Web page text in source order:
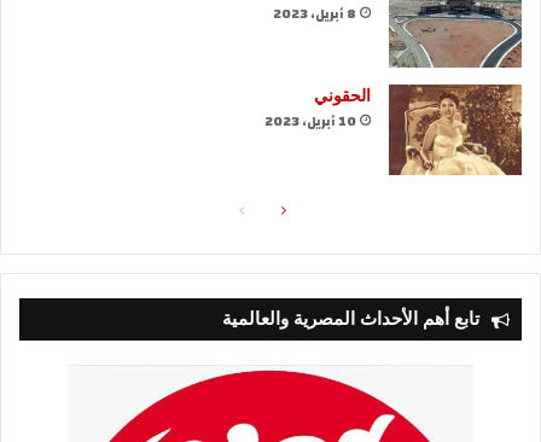
8 أبريل، 2023
الحقوني
10 أبريل، 2023
الصفحةالصفحة
تابع أهم الأحداث المصرية والعالمية